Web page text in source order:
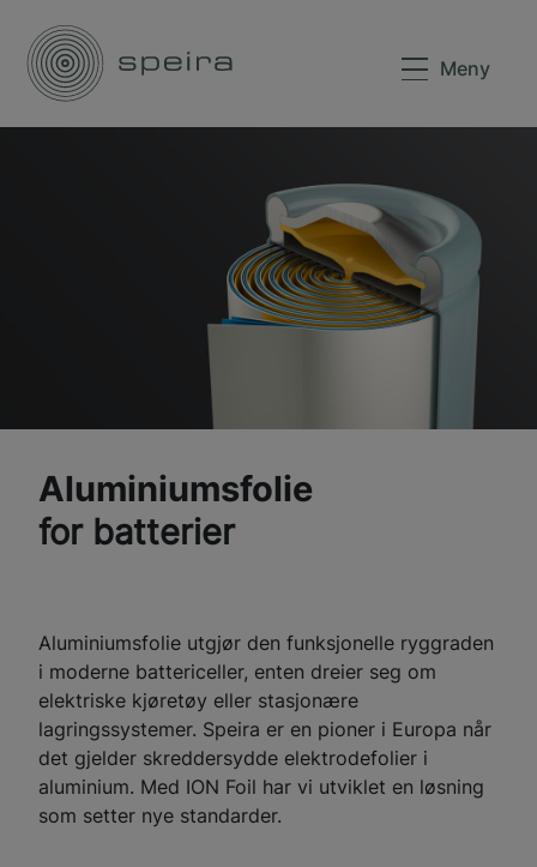
Meny
Aluminiumsfolie
for batterier
Aluminiumsfolie utgjør den funksjonelle ryggraden
i moderne battericeller, enten dreier seg om
elektriske kjøretøy eller stasjonære
lagringssystemer. Speira er en pioner i Europa når
det gjelder skreddersydde elektrodefolier i
aluminium. Med ION Foil har vi utviklet en løsning
som setter nye standarder.